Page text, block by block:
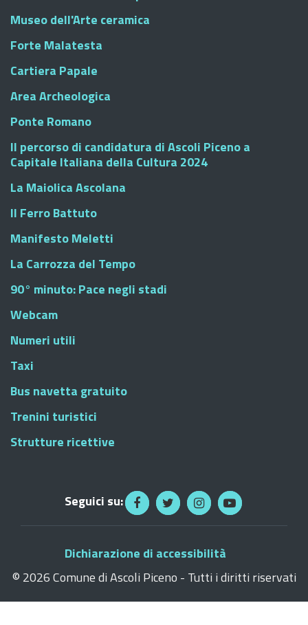
Museo dell'Arte ceramica
Forte Malatesta
Cartiera Papale
Area Archeologica
Ponte Romano
Il percorso di candidatura di Ascoli Piceno a
Capitale Italiana della Cultura 2024
La Maiolica Ascolana
Il Ferro Battuto
Manifesto Meletti
La Carrozza del Tempo
90° minuto: Pace negli stadi
Webcam
Numeri utili
Taxi
Bus navetta gratuito
Trenini turistici
Strutture ricettive
Seguici su:
Dichiarazione di accessibilità
© 2026 Comune di Ascoli Piceno - Tutti i diritti riservati